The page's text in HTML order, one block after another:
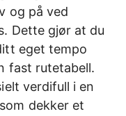
og på ved
Dette gjør at du
eget tempo
fast rutetabell.
verdifull i en
dekker et